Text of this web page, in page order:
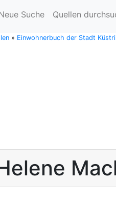
Suche Quellen
» Einwohnerbuch der Stadt